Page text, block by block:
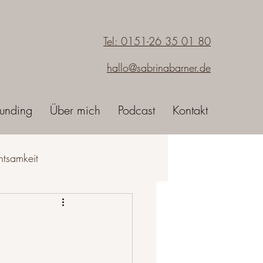
Tel: 0151-26 35 01 80
hallo@sabrinabarner.de
Über mich Podcast Kontakt